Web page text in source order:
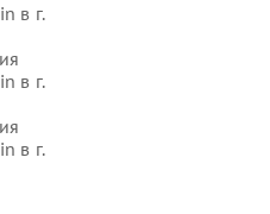
в г.
в г.
в г.